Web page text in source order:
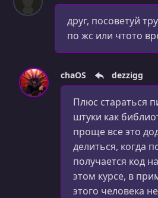
друг, посоветуй
по жс или чтото
chaOS dezzigg
Плюс стараться
штуки как
проще все это
делиться, когда
получается код
этом курсе, в
этого человека